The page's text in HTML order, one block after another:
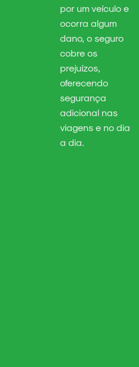
por um veículo e
ocorra algum
dano, o seguro
cobre os
prejuízos,
oferecendo
segurança
adicional nas
viagens e no dia
a dia.